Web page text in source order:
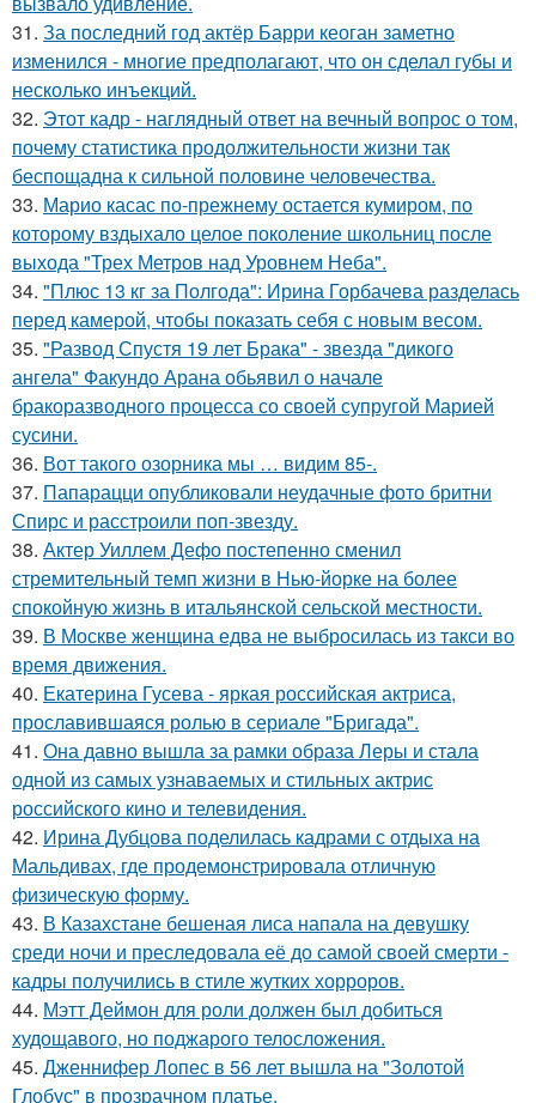
31. За последний год актёр Барри кеоган заметно
изменился - многие предполагают, что он сделал губы и
несколько инъекций.
32. Этот кадр - наглядный ответ на вечный вопрос о том,
почему статистика продолжительности жизни так
беспощадна к сильной половине человечества.
33. Марио касас по-прежнему остается кумиром, по
которому вздыхало целое поколение школьниц после
выхода "Трех Метров над Уровнем Неба".
34. "Плюс 13 кг за Полгода": Ирина Горбачева разделась
перед камерой, чтобы показать себя с новым весом.
35. "Развод Спустя 19 лет Брака" - звезда "дикого
ангела" Факундо Арана обьявил о начале
бракоразводного процесса со своей супругой Марией
сусини.
36. Вот такого озорника мы … видим 85-.
37. Папарацци опубликовали неудачные фото бритни
Спирс и расстроили поп-звезду.
38. Актер Уиллем Дефо постепенно сменил
стремительный темп жизни в Нью-йорке на более
спокойную жизнь в итальянской сельской местности.
39. В Москве женщина едва не выбросилась из такси во
время движения.
40. Екатерина Гусева - яркая российская актриса,
прославившаяся ролью в сериале "Бригада".
41. Она давно вышла за рамки образа Леры и стала
одной из самых узнаваемых и стильных актрис
российского кино и телевидения.
42. Ирина Дубцова поделилась кадрами с отдыха на
Мальдивах, где продемонстрировала отличную
физическую форму.
43. В Казахстане бешеная лиса напала на девушку
среди ночи и преследовала её до самой своей смерти -
кадры получились в стиле жутких хорроров.
44. Мэтт Деймон для роли должен был добиться
худощавого, но поджарого телосложения.
45. Дженнифер Лопес в 56 лет вышла на "Золотой
Глобус" в прозрачном платье.